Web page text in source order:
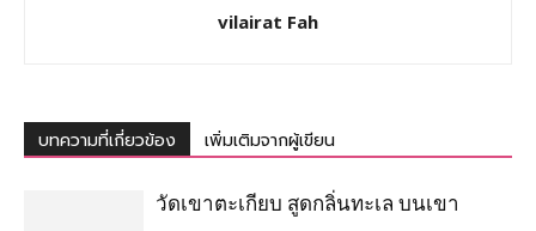
vilairat Fah
บทความที่เกี่ยวข้อง เพิ่มเติมจากผู้เขียน
วัดเขาตะเกียบ สูดกลิ่นทะเล บนเขา